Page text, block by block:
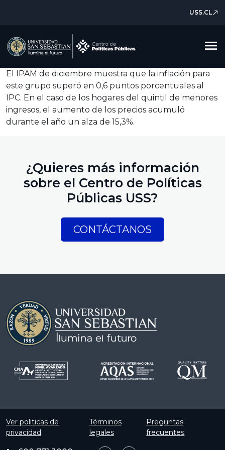
USS.CLnorth_east
menu
El IPAM de diciembre muestra que la inflación para
este grupo superó en 0,6 puntos porcentuales al
IPC. En el caso de los hogares del quintil de menores
ingresos, el aumento de los precios acumuló
durante el año un alza de 15,3%.
¿Quieres más información
sobre el Centro de Políticas
Públicas USS?
CONTÁCTANOS
Ver politicas de
privacidad
Términos
legales
Preguntas
frecuentes